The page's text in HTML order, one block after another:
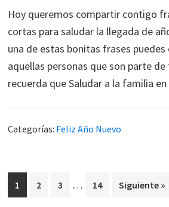
Hoy queremos compartir contigo
cortas para saludar la llegada de
una de estas bonitas frases
aquellas personas que son parte
recuerda que Saludar a la familia
Categorías: Feliz Año Nuevo
Página
1 Página
2 Página
3
Páginas
… Página
14 Siguiente »